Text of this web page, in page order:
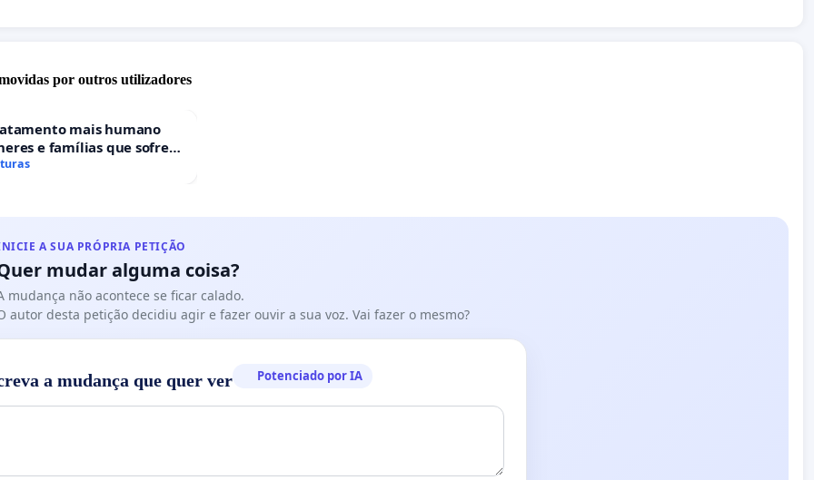
por outros utilizadores
mais humano
e famílias que sofrem
gestacional nos hospitais
A SUA PRÓPRIA PETIÇÃO
mudar alguma coisa?
mudança não acontece se ficar calado.
autor desta petição decidiu agir e fazer ouvir a sua voz. Vai fazer o mesmo?
a mudança que quer ver Potenciado por IA